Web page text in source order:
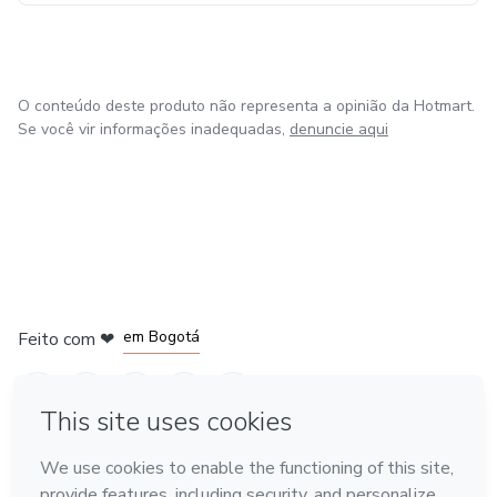
O conteúdo deste produto não representa a opinião da Hotmart.
Se você vir informações inadequadas, denuncie aqui
Feito com ❤ em Bogotá
Conheça a Hotmart